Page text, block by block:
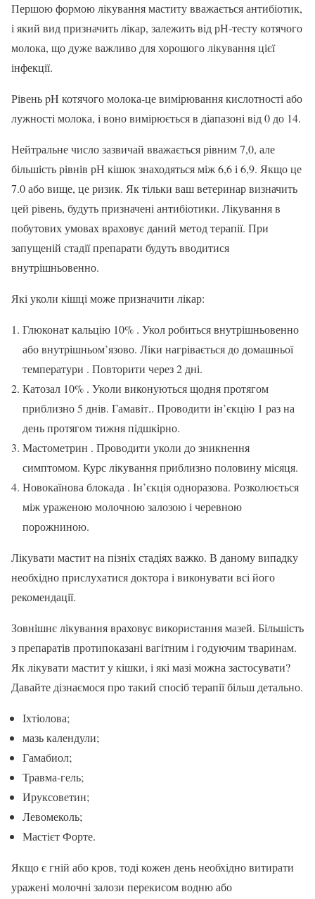
Першою формою лікування маститу вважається антибіотик,
і який вид призначить лікар, залежить від рН-тесту котячого
молока, що дуже важливо для хорошого лікування цієї
інфекції.
Рівень pH котячого молока-це вимірювання кислотності або
лужності молока, і воно вимірюється в діапазоні від 0 до 14.
Нейтральне число зазвичай вважається рівним 7,0, але
більшість рівнів рН кішок знаходяться між 6,6 і 6,9. Якщо це
7.0 або вище, це ризик. Як тільки ваш ветеринар визначить
цей рівень, будуть призначені антибіотики. Лікування в
побутових умовах враховує даний метод терапії. При
запущеній стадії препарати будуть вводитися
внутрішньовенно.
Які уколи кішці може призначити лікар:
Глюконат кальцію 10% . Укол робиться внутрішньовенно
або внутрішньом’язово. Ліки нагрівається до домашньої
температури . Повторити через 2 дні.
Катозал 10% . Уколи виконуються щодня протягом
приблизно 5 днів. Гамавіт.. Проводити ін’єкцію 1 раз на
день протягом тижня підшкірно.
Мастометрин . Проводити уколи до зникнення
симптомом. Курс лікування приблизно половину місяця.
Новокаїнова блокада . Ін’єкція одноразова. Розколюється
між ураженою молочною залозою і черевною
порожниною.
Лікувати мастит на пізніх стадіях важко. В даному випадку
необхідно прислухатися доктора і виконувати всі його
рекомендації.
Зовнішнє лікування враховує використання мазей. Більшість
з препаратів протипоказані вагітним і годуючим тваринам.
Як лікувати мастит у кішки, і які мазі можна застосувати?
Давайте дізнаємося про такий спосіб терапії більш детально.
Іхтіолова;
мазь календули;
Гамабиол;
Травма-гель;
Ируксоветин;
Левомеколь;
Мастієт Форте.
Якщо є гній або кров, тоді кожен день необхідно витирати
уражені молочні залози перекисом водню або